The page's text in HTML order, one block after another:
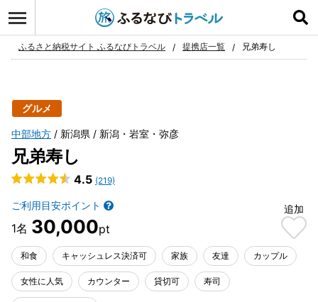
お気に入り
ふるさと納税サイト ふるなびトラベル 提携店一覧 兄弟寿し
グルメ
中部地方 新潟県 新潟・岩室・弥彦
兄弟寿し
4.5 (219)
ご利用目安ポイント
30,000
追加
和食 キャッシュレス決済可 家族 友達 カップル
女性に人気 カウンター 貸切可 寿司